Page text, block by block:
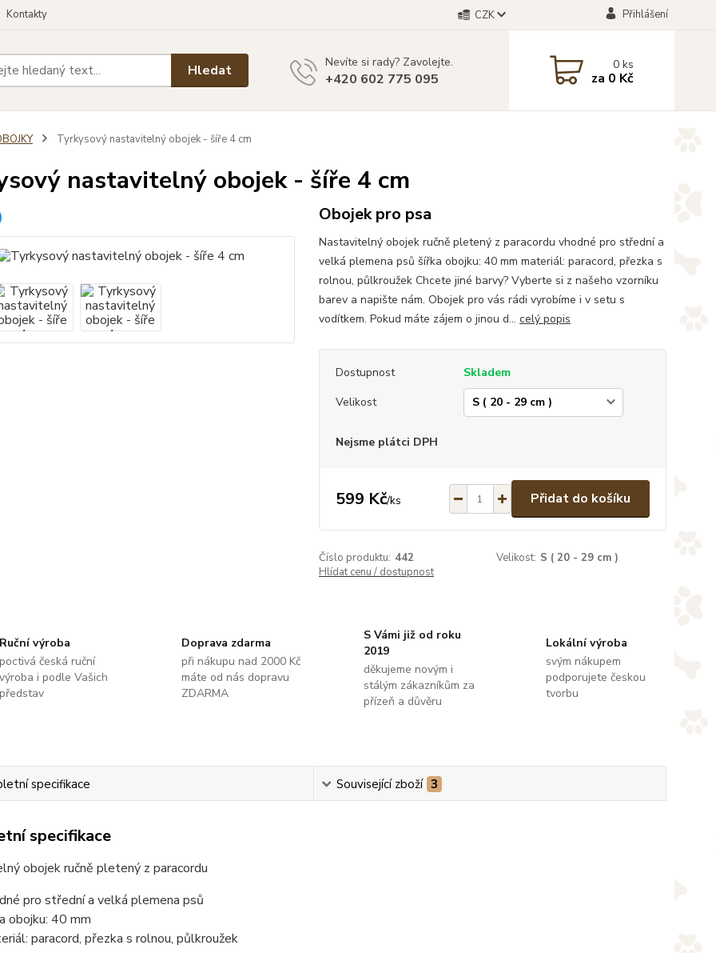
Kontakty CZK Přihlášení
Hledat Nevíte si rady? Zavolejte.
+420 602 775 095
0ks
za 0 Kč
Tyrkysový nastavitelný obojek - šíře 4 cm
nastavitelný obojek - šíře 4 cm
Obojek pro psa
Nastavitelný obojek ručně pletený z paracordu vhodné pro střední a
velká plemena psů šířka obojku: 40 mm materiál: paracord, přezka s
rolnou, půlkroužek Chcete jiné barvy? Vyberte si z našeho vzorníku
barev a napište nám. Obojek pro vás rádi vyrobíme i v setu s
vodítkem. Pokud máte zájem o jinou d... celý popis
Dostupnost
Skladem
Velikost
Nejsme plátci DPH
599 Kč/ks Přidat do košíku
Číslo produktu: 442 Velikost: S ( 20 - 29 cm )
Hlídat cenu / dostupnost
výroba
česká ruční
i podle Vašich
Doprava zdarma
při nákupu nad 2000 Kč
máte od nás dopravu
ZDARMA
S Vámi již od roku
2019
děkujeme novým i
stálým zákazníkům za
přízeň a důvěru
Lokální výroba
svým nákupem
podporujete českou
tvorbu
specifikace Související zboží 3
specifikace
obojek ručně pletený z paracordu
pro střední a velká plemena psů
obojku: 40 mm
paracord, přezka s rolnou, půlkroužek